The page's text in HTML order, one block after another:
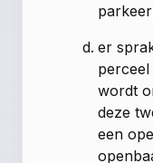
er
wordt
deze
een